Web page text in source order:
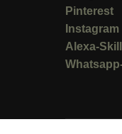
Pinterest
Instagram
Alexa-Skill